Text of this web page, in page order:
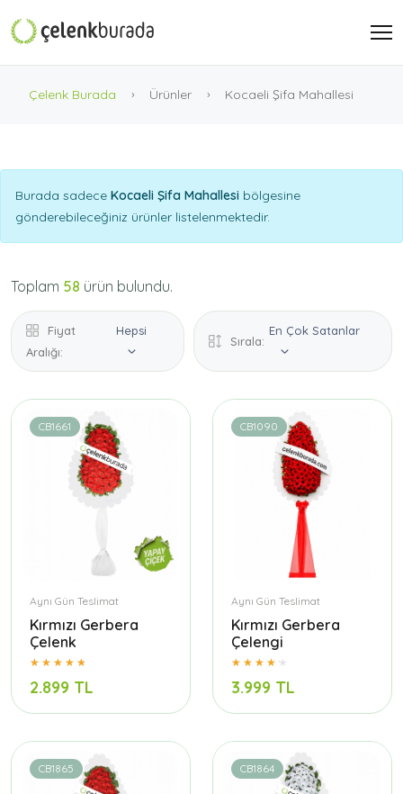
Çelenk Burada Ürünler Kocaeli Şifa Mahallesi
Burada sadece Kocaeli Şifa Mahallesi bölgesine
gönderebileceğiniz ürünler listelenmektedir.
Toplam 58 ürün bulundu.
Fiyat
Aralığı:
Hepsi
Sırala:
En Çok Satanlar
CB1661
Aynı Gün Teslimat
Kırmızı Gerbera
Çelenk
2.899 TL
CB1090
Aynı Gün Teslimat
Kırmızı Gerbera
Çelengi
3.999 TL
CB1865 CB1864